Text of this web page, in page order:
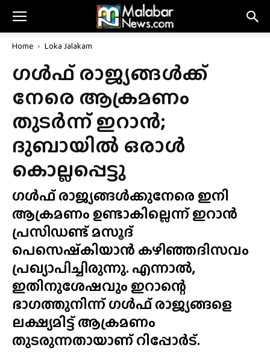
Home Loka Jalakam
ഗൾഫ് രാജ്യങ്ങൾക്ക്
നേരെ ആക്രമണം
തുടർന്ന് ഇറാൻ;
ദുബായിൽ ഒരാൾ
കൊല്ലപ്പെട്ടു
ഗൾഫ് രാജ്യങ്ങൾക്കുനേരെ ഇനി
ആക്രമണം ഉണ്ടാകില്ലെന്ന് ഇറാൻ
പ്രസിഡണ്ട് മസൂദ്
പെസെഷ്‌കിയാൻ കഴിഞ്ഞദിസവം
പ്രഖ്യാപിച്ചിരുന്നു. എന്നാൽ,
ഇതിനുശേഷവും ഇറാന്റെ
ഭാഗത്തുനിന്ന് ഗൾഫ് രാജ്യങ്ങളെ
ലക്ഷ്യമിട്ട് ആക്രമണം
തുടരുന്നതായാണ് റിപ്പോർട്.